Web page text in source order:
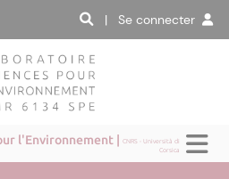
| Se connecter
l'Environnement |CNRS - Università di
Corsica